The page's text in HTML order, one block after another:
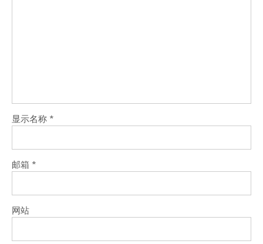
显示名称 *
邮箱 *
网站